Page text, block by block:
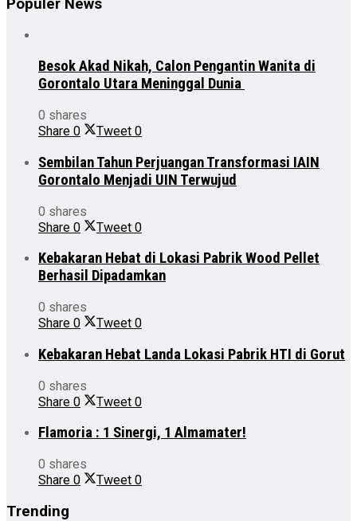
Populer News
Besok Akad Nikah, Calon Pengantin Wanita di
Gorontalo Utara Meninggal Dunia
0 shares
Share 0 Tweet 0
Sembilan Tahun Perjuangan Transformasi IAIN
Gorontalo Menjadi UIN Terwujud
0 shares
Share 0 Tweet 0
Kebakaran Hebat di Lokasi Pabrik Wood Pellet
Berhasil Dipadamkan
0 shares
Share 0 Tweet 0
Kebakaran Hebat Landa Lokasi Pabrik HTI di Gorut
0 shares
Share 0 Tweet 0
Flamoria : 1 Sinergi, 1 Almamater!
0 shares
Share 0 Tweet 0
Trending